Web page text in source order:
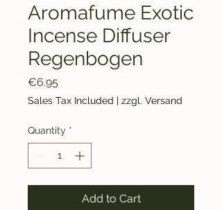
Aromafume Exotic
Incense Diffuser
Regenbogen
€6.95
Sales Tax Included | zzgl. Versand
Quantity *
Add to Cart